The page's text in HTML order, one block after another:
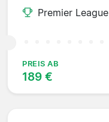
Premier League
PREIS AB
189 €